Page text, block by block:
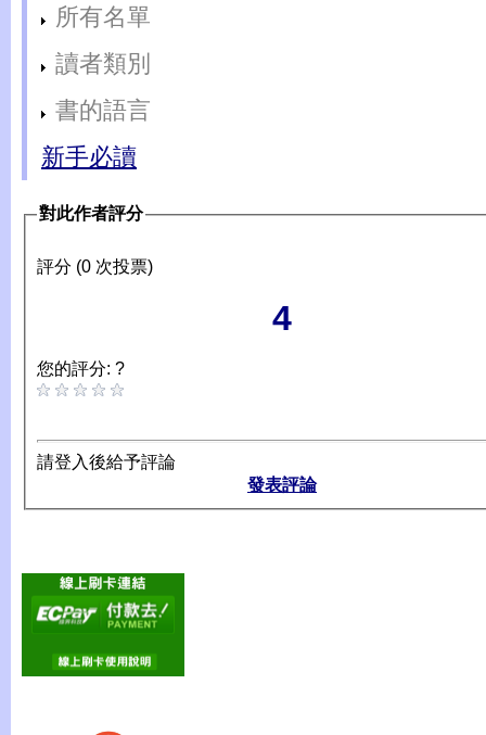
所有名單
讀者類別
書的語言
新手必讀
對此作者評分
評分 (0 次投票)
4
您的評分: ?
請登入後給予評論
發表評論